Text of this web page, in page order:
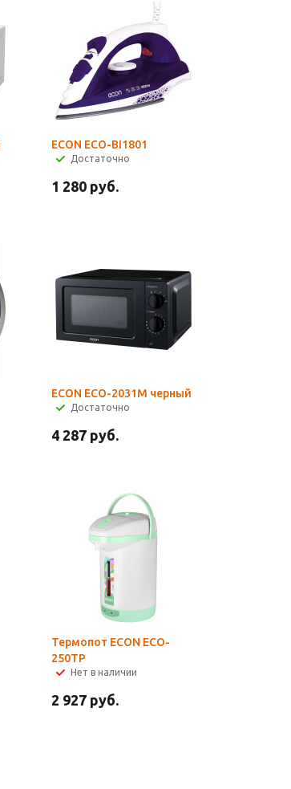
ECON ECO-BI1801
Достаточно
1 280руб.
ECON ECO-2031M черный
Достаточно
4 287руб.
Термопот ECON ECO-
250TP
Нет в наличии
2 927руб.